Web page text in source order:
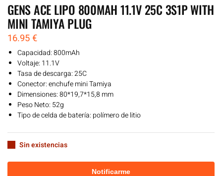
GENS ACE LIPO 800MAH 11.1V 25C 3S1P WITH
MINI TAMIYA PLUG
16.95€
Capacidad: 800mAh
Voltaje: 11.1V
Tasa de descarga: 25C
Conector: enchufe mini Tamiya
Dimensiones: 80*19,7*15,8 mm
Peso Neto: 52g
Tipo de celda de batería: polímero de litio
Sin existencias